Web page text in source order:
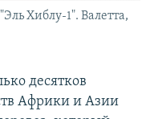
Хиблу-1". Валетта,
десятков
Африки и Азии